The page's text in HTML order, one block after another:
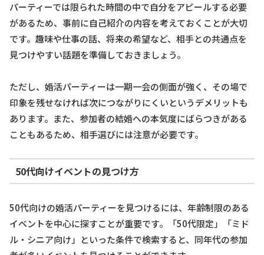
パーティーでは限られた時間の中で自分をアピールする必要
があるため、事前に自己紹介の内容を考えておくことが大切
です。趣味や仕事の話、将来の希望など、相手との共通点を
見つけやすい話題を準備しておきましょう。
ただし、婚活パーティーは一期一会の側面が強く、その場で
印象を残せなければ次につながりにくいというデメリットも
あります。また、参加者の結婚への本気度にばらつきがある
こともあるため、相手選びには注意が必要です。
50代向けイベントの見つけ方
50代向けの婚活パーティーを見つけるには、年齢制限のある
イベントを中心に探すことが重要です。「50代限定」「ミド
ル・シニア向け」といった条件で検索すると、同年代の参加